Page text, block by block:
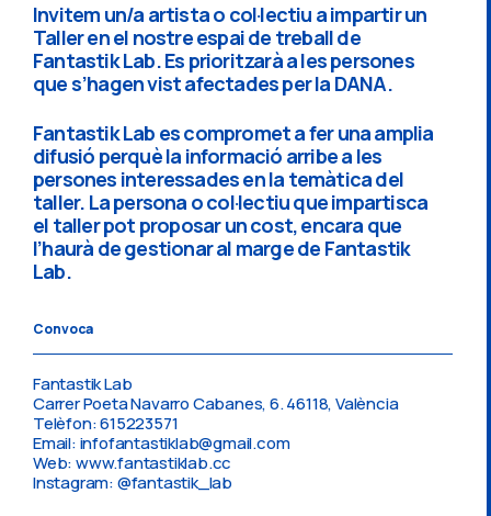
Invitem un/a artista o col·lectiu a impartir un
Taller en el nostre espai de treball de
Fantastik Lab. Es prioritzarà a les persones
que s’hagen vist afectades per la DANA.
Fantastik Lab es compromet a fer una amplia
difusió perquè la informació arribe a les
persones interessades en la temàtica del
taller. La persona o col·lectiu que impartisca
el taller pot proposar un cost, encara que
l’haurà de gestionar al marge de Fantastik
Lab.
Convoca
Fantastik Lab
Carrer Poeta Navarro Cabanes, 6. 46118, València
Telèfon: 615223571
Email: infofantastiklab@gmail.com
Web: www.fantastiklab.cc
Instagram: @fantastik_lab